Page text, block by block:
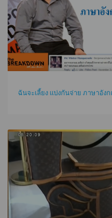
ฉันจะเลี้ยง แบ่งกันจ่าย ภาษาอัง